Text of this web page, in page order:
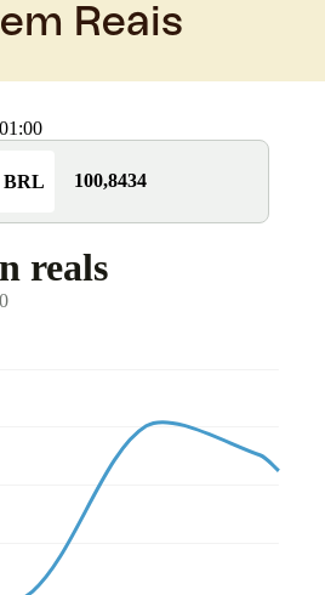
Reais